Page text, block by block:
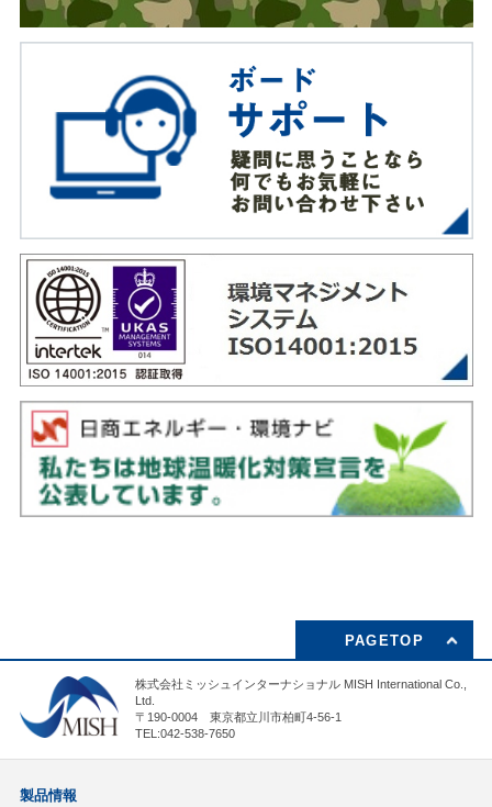
PAGETOP
株式会社ミッシュインターナショナル MISH International Co.,
Ltd.
〒190-0004 東京都立川市柏町4-56-1
TEL:042-538-7650
製品情報